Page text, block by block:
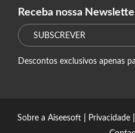
Receba nossa
SUBSCREVER
Descontos exclusivos apenas
Sobre a Aiseesoft Privacidade